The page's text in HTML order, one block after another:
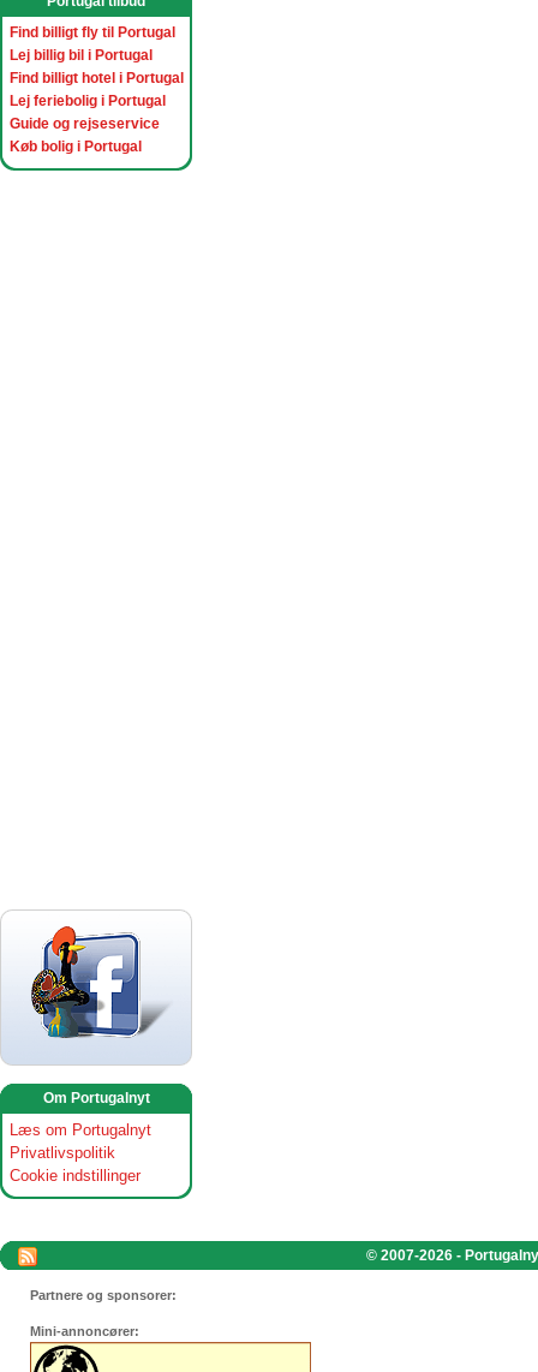
Find billigt fly til Portugal
Lej billig bil i Portugal
Find billigt hotel i Portugal
Lej feriebolig i Portugal
Guide og rejseservice
Køb bolig i Portugal
Om Portugalnyt
Læs om Portugalnyt
Privatlivspolitik
Cookie indstillinger
© 2007-2026 -
Partnere og sponsorer:
Mini-annoncører: